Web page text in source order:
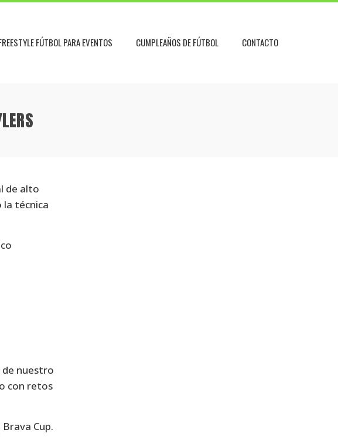
FÚTBOL PARA EVENTOS CUMPLEAÑOS DE FÚTBOL CONTACTO
de alto
la técnica
de nuestro
con retos
Cup.